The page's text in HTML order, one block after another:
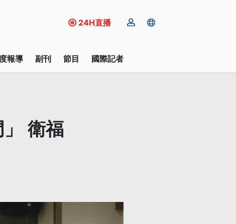
24H直播
報導 副刊 節目 國際記者
衛福